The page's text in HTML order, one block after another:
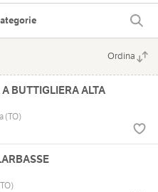
Ordina
BUTTIGLIERA ALTA
(TO)